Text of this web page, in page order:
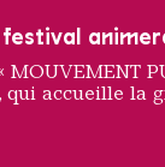
festival
qui accueille